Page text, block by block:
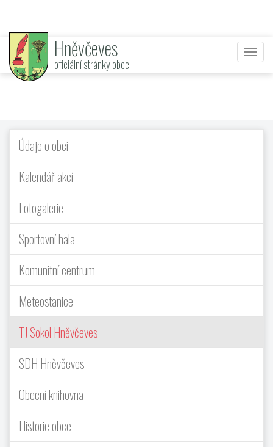
Hněvčeves
oficiální stránky obce
Údaje o obci
Kalendář akcí
Fotogalerie
Sportovní hala
Komunitní centrum
Meteostanice
TJ Sokol Hněvčeves
SDH Hněvčeves
Obecní knihovna
Historie obce